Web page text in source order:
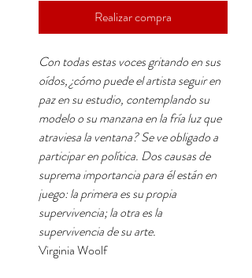
Realizar compra
Con todas estas voces gritando en sus
oídos, ¿cómo puede el artista seguir en
paz en su estudio, contemplando su
modelo o su manzana en la fría luz que
atraviesa la ventana? Se ve obligado a
participar en política. Dos causas de
suprema importancia para él están en
juego: la primera es su propia
supervivencia; la otra es la
supervivencia de su arte.
Virginia Woolf